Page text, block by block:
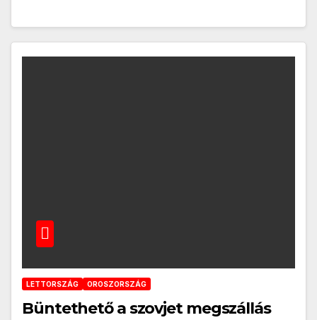
LETTORSZÁG OROSZORSZÁG
Büntethető a szovjet megszállás